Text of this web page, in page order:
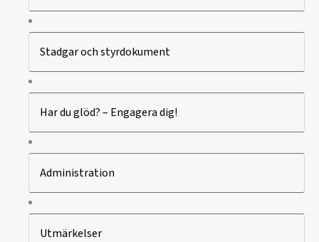
Stadgar och styrdokument
Har du glöd? – Engagera dig!
Administration
Utmärkelser